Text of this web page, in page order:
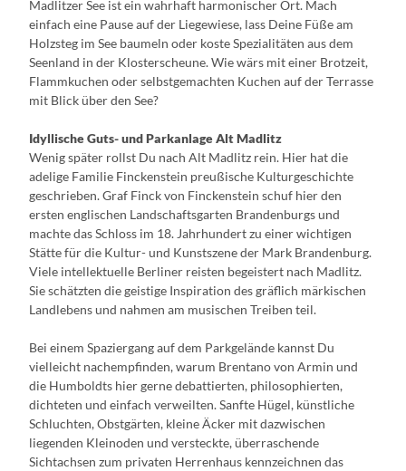
Madlitzer See ist ein wahrhaft harmonischer Ort. Mach
einfach eine Pause auf der Liegewiese, lass Deine Füße am
Holzsteg im See baumeln oder koste Spezialitäten aus dem
Seenland in der Klosterscheune. Wie wärs mit einer Brotzeit,
Flammkuchen oder selbstgemachten Kuchen auf der Terrasse
mit Blick über den See?
Idyllische Guts- und Parkanlage Alt Madlitz
Wenig später rollst Du nach Alt Madlitz rein. Hier hat die
adelige Familie Finckenstein preußische Kulturgeschichte
geschrieben. Graf Finck von Finckenstein schuf hier den
ersten englischen Landschaftsgarten Brandenburgs und
machte das Schloss im 18. Jahrhundert zu einer wichtigen
Stätte für die Kultur- und Kunstszene der Mark Brandenburg.
Viele intellektuelle Berliner reisten begeistert nach Madlitz.
Sie schätzten die geistige Inspiration des gräflich märkischen
Landlebens und nahmen am musischen Treiben teil.
Bei einem Spaziergang auf dem Parkgelände kannst Du
vielleicht nachempfinden, warum Brentano von Armin und
die Humboldts hier gerne debattierten, philosophierten,
dichteten und einfach verweilten. Sanfte Hügel, künstliche
Schluchten, Obstgärten, kleine Äcker mit dazwischen
liegenden Kleinoden und versteckte, überraschende
Sichtachsen zum privaten Herrenhaus kennzeichnen das